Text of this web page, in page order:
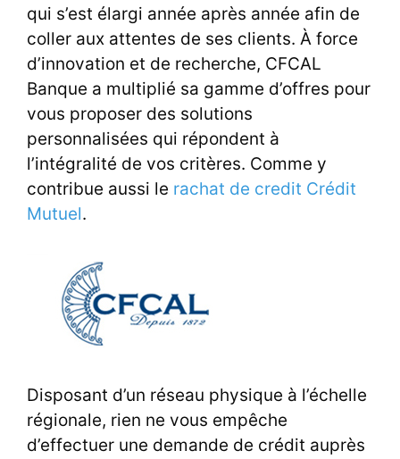
qui s’est élargi année après année afin de
coller aux attentes de ses clients. À force
d’innovation et de recherche, CFCAL
Banque a multiplié sa gamme d’offres pour
vous proposer des solutions
personnalisées qui répondent à
l’intégralité de vos critères. Comme y
contribue aussi le rachat de credit Crédit
Mutuel.
Disposant d’un réseau physique à l’échelle
régionale, rien ne vous empêche
d’effectuer une demande de crédit auprès